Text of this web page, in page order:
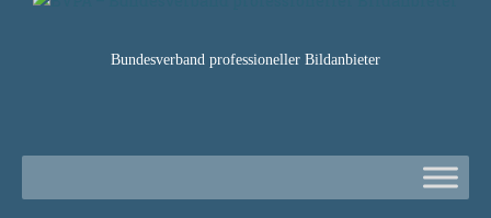
Bundesverband professioneller Bildanbieter